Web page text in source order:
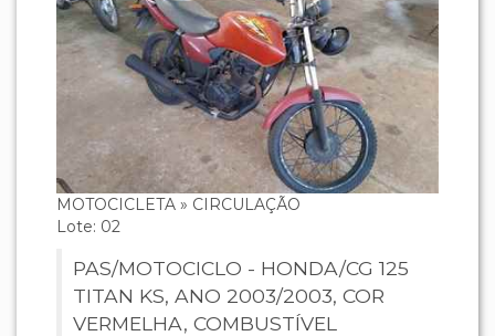
MOTOCICLETA » CIRCULAÇÃO
Lote: 02
PAS/MOTOCICLO - HONDA/CG 125
TITAN KS, ANO 2003/2003, COR
VERMELHA, COMBUSTÍVEL